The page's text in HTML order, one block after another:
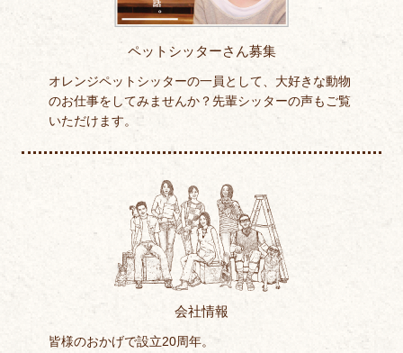
ペットシッターさん募集
オレンジペットシッターの一員として、大好きな動物
のお仕事をしてみませんか？先輩シッターの声もご覧
いただけます。
会社情報
皆様のおかげで設立20周年。